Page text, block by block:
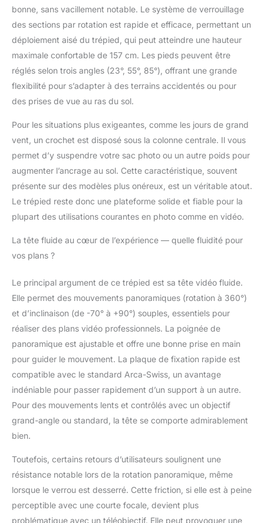
compatibilité : le plateau
le dessus de la tête
fluide a une vis de
1/4"-20 qui peut être
montée directement sur
une caméra ou une
trou fileté 3/8 qui est
plupart des trépieds et
monopodes. En outre,
ce trépied peut prendre
en charge des
bras magique grâce au
filetage 1/4"-20 anti-
torsion.
bonne, sans vacillement notable. Le système de verrouillage
des sections par rotation est rapide et efficace, permettant un
déploiement aisé du trépied, qui peut atteindre une hauteur
maximale confortable de 157 cm. Les pieds peuvent être
réglés selon trois angles (23°, 55°, 85°), offrant une grande
flexibilité pour s’adapter à des terrains accidentés ou pour
des prises de vue au ras du sol.
Pour les situations plus exigeantes, comme les jours de grand
vent, un crochet est disposé sous la colonne centrale. Il vous
permet d’y suspendre votre sac photo ou un autre poids pour
augmenter l’ancrage au sol. Cette caractéristique, souvent
présente sur des modèles plus onéreux, est un véritable atout.
Le trépied reste donc une plateforme solide et fiable pour la
plupart des utilisations courantes en photo comme en vidéo.
La tête fluide au cœur de l’expérience — quelle fluidité pour
vos plans ?
Le principal argument de ce trépied est sa tête vidéo fluide.
Elle permet des mouvements panoramiques (rotation à 360°)
et d’inclinaison (de -70° à +90°) souples, essentiels pour
réaliser des plans vidéo professionnels. La poignée de
panoramique est ajustable et offre une bonne prise en main
pour guider le mouvement. La plaque de fixation rapide est
compatible avec le standard Arca-Swiss, un avantage
indéniable pour passer rapidement d’un support à un autre.
Pour des mouvements lents et contrôlés avec un objectif
grand-angle ou standard, la tête se comporte admirablement
bien.
Toutefois, certains retours d’utilisateurs soulignent une
résistance notable lors de la rotation panoramique, même
lorsque le verrou est desserré. Cette friction, si elle est à peine
perceptible avec une courte focale, devient plus
problématique avec un téléobjectif. Elle peut provoquer une